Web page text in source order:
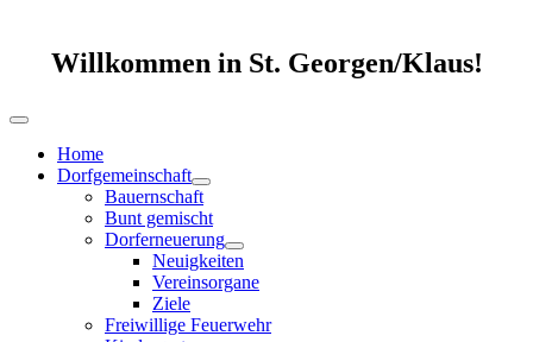
Willkommen in St. Georgen/Klaus!
Home
Dorfgemeinschaft
Bauernschaft
Bunt gemischt
Dorferneuerung
Neuigkeiten
Vereinsorgane
Ziele
Freiwillige Feuerwehr